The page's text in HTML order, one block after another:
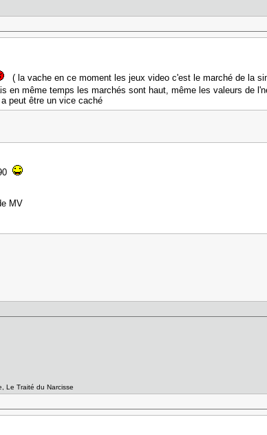
( la vache en ce moment les jeux video c'est le marché de la
en même temps les marchés sont haut, même les valeurs de
peut être un vice caché
MV
Le Traité du Narcisse